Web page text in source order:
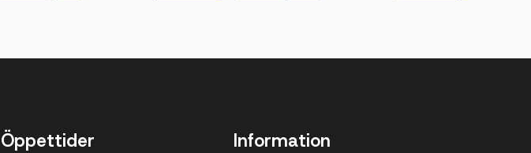
Öppettider Information